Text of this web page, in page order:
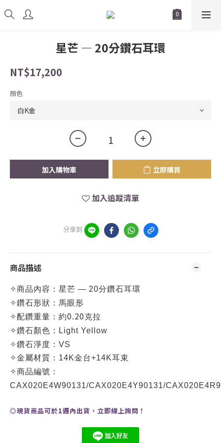
星芒 — 20分鑽石耳環
NT$17,200
顏色
加入購物車 立即購買
加入追蹤清單
分享到
商品描述
✧商品內容： 星芒 — 20分鑽石耳環
✧鑽石形狀：馬眼形
✧配鑽重量：約0.20克拉
✧鑽石顏色：
Light Yellow
✧鑽石淨度：VS
✧金屬材質：14K金台+14K耳束
✧商品編號：
CAX020E4W90131/CAX020E4Y90131/CA
◎現貨商品可於1週內出貨， 立即線上詢問 ！